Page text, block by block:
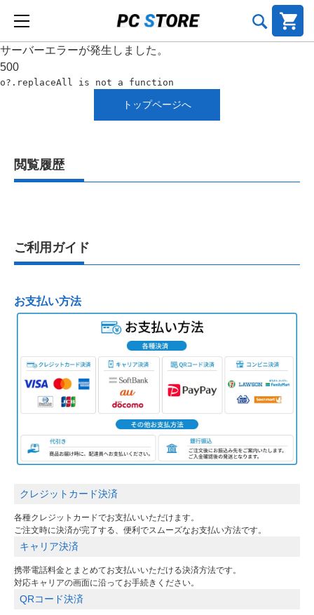
サーバーエラーが発生しました。
500
o?.replaceAll is not a function
トップページへ
閲覧履歴
ご利用ガイド
お支払い方法
クレジットカード決済
各種クレジットカードでお支払いいただけます。
ご注文時に決済が完了する、便利でスムーズなお支払い方法です。
キャリア決済
携帯電話料金とまとめてお支払いいただける決済方法です。
対応キャリアの画面に沿ってお手続きください。
QRコード決済